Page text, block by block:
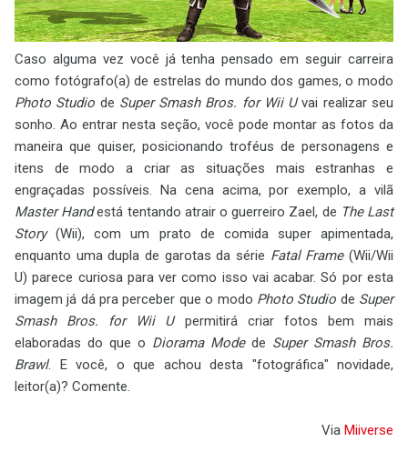
Caso alguma vez você já tenha pensado em seguir carreira
como fotógrafo(a) de estrelas do mundo dos games, o modo
Photo Studio de Super Smash Bros. for Wii Uvai realizar seu
sonho. Ao entrar nesta seção, você pode montar as fotos da
maneira que quiser, posicionando troféus de personagens e
itens de modo a criar as situações mais estranhas e
engraçadas possíveis. Na cena acima, por exemplo, a vilã
Master Handestá tentando atrair o guerreiro Zael, de The Last
Story(Wii), com um prato de comida super apimentada,
enquanto uma dupla de garotas da série Fatal Frame(Wii/Wii
U) parece curiosa para ver como isso vai acabar. Só por esta
imagem já dá pra perceber que o modo Photo Studio de Super
Smash Bros. for Wii Upermitirá criar fotos bem mais
elaboradas do que o Diorama Modede Super Smash Bros.
Brawl. E você, o que achou desta "fotográfica" novidade,
leitor(a)? Comente.
Via Miiverse